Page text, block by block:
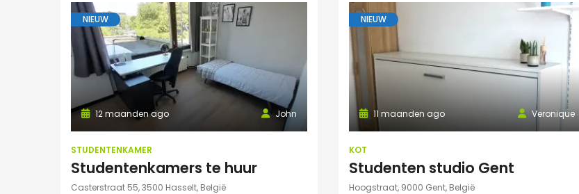
NIEUW
John
12 maanden ago
STUDENTENKAMER
Studentenkamers te huur
Casterstraat 55, 3500 Hasselt, België
NIEUW
Veronique
11 maanden ago
KOT
Studenten studio Gent
Hoogstraat, 9000 Gent, België